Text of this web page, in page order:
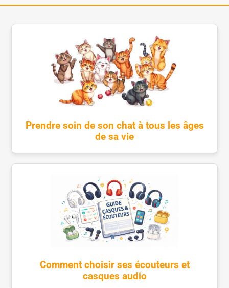
Prendre soin de son chat à tous les âges
de sa vie
Comment choisir ses écouteurs et
casques audio